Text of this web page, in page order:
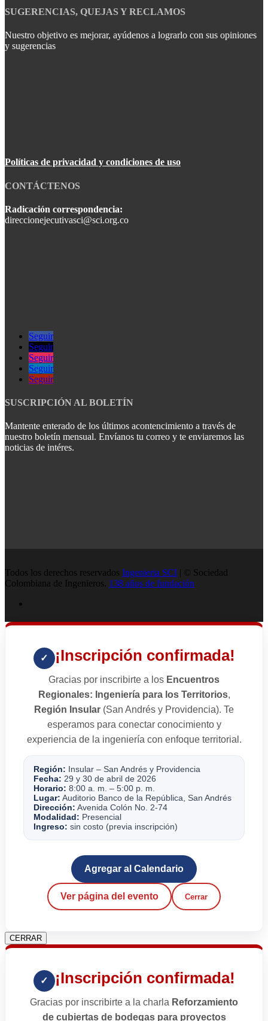
SUGERENCIAS, QUEJAS Y RECLAMOS
Nuestro objetivo es mejorar, ayúdenos a lograrlo con sus opiniones
y sugerencias
Políticas de privacidad y condiciones de uso
CONTÁCTENOS
Radicación correspondencia:
direccionejecutivasci@sci.org.co
Seguir
Seguir
Seguir
Seguir
Seguir
SUSCRIPCIÓN AL BOLETÍN
Mantente enterado de los últimos acontencimiento a través de
nuestro boletín mensual. Envíanos tu correo y te enviaremos las
noticias de intéres.
Todos los derechos reservados Ingenieria SCI | © Sociedad
Colombiana de Ingenieros. 138 años de fundación
✓ ¡Inscripción confirmada!
Gracias por inscribirte a los Encuentros
Regionales: Ingeniería para los Territorios,
Región Insular (San Andrés y Providencia). Te
esperamos para conectar conocimiento y
experiencia de la ingeniería con enfoque territorial.
Región: Insular – San Andrés y Providencia
Fecha: 29 y 30 de abril de 2026
Horario: 8:00 a. m. – 5:00 p. m.
Lugar: Auditorio Banco de la República, San Andrés
Dirección: Avenida Colón No. 2-74
Modalidad: Presencial
Ingreso: sin costo (previa inscripción)
Agregar al Calendario
Ver página del evento Cerrar
CERRAR
✓ ¡Inscripción confirmada!
Gracias por inscribirte a la charla Reforzamiento
de cubiertas de bodegas para proyectos